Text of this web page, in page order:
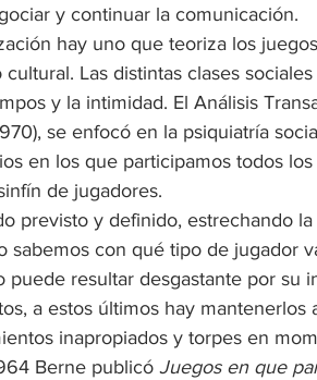
y continuar la comunicación.
hay uno que teoriza los
Las distintas clases
y la intimidad. El Análisis
se enfocó en la psiquiatría
en los que participamos todos los
de jugadores.
previsto y definido, estrechando
sabemos con qué tipo de jugador
resultar desgastante por su
a estos últimos hay mantenerlos
inapropiados y torpes en
Berne publicó Juegos en que